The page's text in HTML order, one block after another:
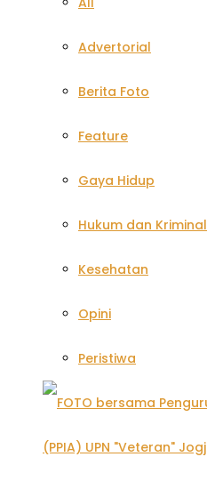
Advertorial
Berita Foto
Feature
Gaya Hidup
Hukum dan Kriminal
Kesehatan
Opini
Peristiwa